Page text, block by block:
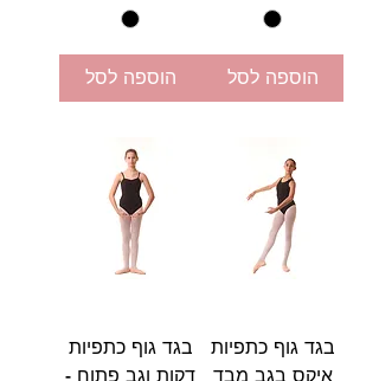
הוספה לסל הוספה לסל
בגד גוף כתפיות
איקס בגב מבד
בגד גוף כתפיות
דקות וגב פתוח -